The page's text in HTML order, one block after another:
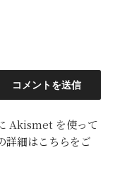
Akismet を使って
詳細はこちらをご